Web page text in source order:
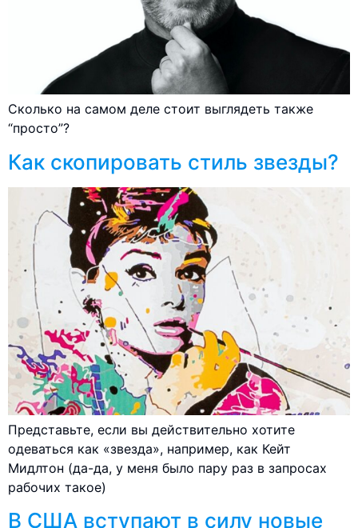
Сколько на самом деле стоит выглядеть также
“просто”?
Как скопировать стиль звезды?
Представьте, если вы действительно хотите
одеваться как «звезда», например, как Кейт
Мидлтон (да-да, у меня было пару раз в запросах
рабочих такое)
В США вступают в силу новые